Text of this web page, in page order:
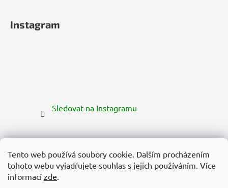
Tento web používá soubory cookie. Dalším procházením
tohoto webu vyjadřujete souhlas s jejich používáním. Více
informací zde.
Instagram
Sledovat na Instagramu